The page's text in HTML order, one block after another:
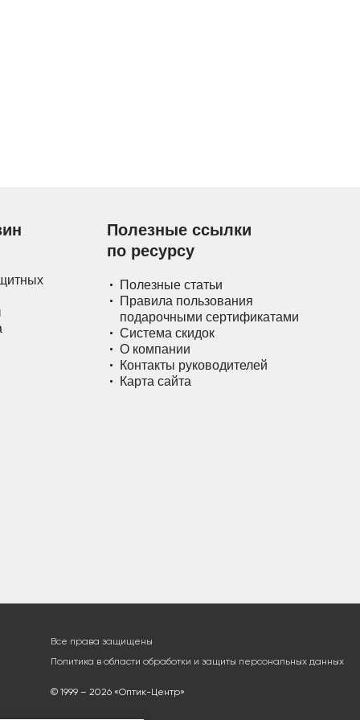
Полезные ссылки
по ресурсу
Полезные статьи
Правила пользования
подарочными сертификатами
Система скидок
О компании
Контакты руководителей
Карта сайта
Все права защищены
Политика в области обработки и защиты персональных данных
© 1999 – 2026 «Оптик-Центр»